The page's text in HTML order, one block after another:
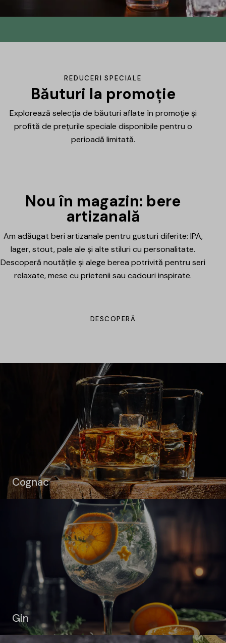
DrinksHub
mulțumire ți-am pregătit un mic cadou.
Află mai multe
REDUCERI SPECIALE
Băuturi la promoție
Explorează selecția de băuturi aflate în promoție și
profită de prețurile speciale disponibile pentru o
perioadă limitată.
Nou în magazin: bere
artizanală
Am adăugat beri artizanale pentru gusturi diferite: IPA,
lager, stout, pale ale și alte stiluri cu personalitate.
Descoperă noutățile și alege berea potrivită pentru seri
relaxate, mese cu prietenii sau cadouri inspirate.
DESCOPERĂ
Cognac
Gin